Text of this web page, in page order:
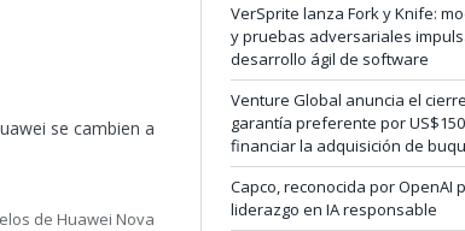
se cambien a
de Huawei Nova
VerSprite lanza Fork y Knife:
y pruebas adversariales
desarrollo ágil de software
Venture Global anuncia el
garantía preferente por
financiar la adquisición de
Capco, reconocida por OpenAI
liderazgo en IA responsable